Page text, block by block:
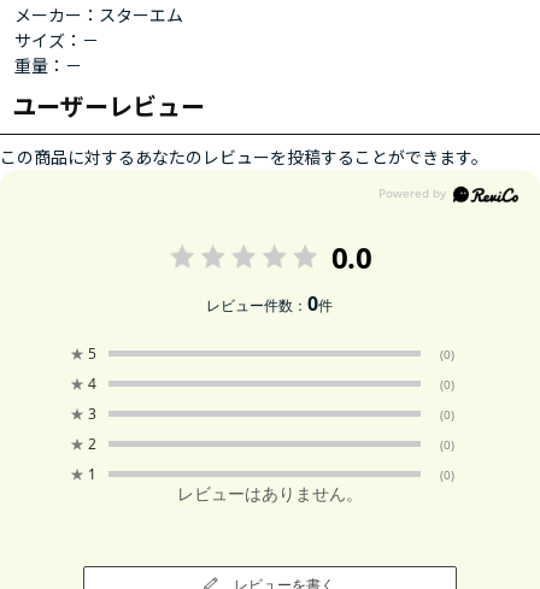
メーカー：スターエム
サイズ：－
重量：－
ユーザーレビュー
この商品に対するあなたのレビューを投稿することができます。
0.0
レビュー件数：0件
★ 5 (0)
★ 4 (0)
★ 3 (0)
★ 2 (0)
★ 1 (0)
レビューはありません。
レビューを書く